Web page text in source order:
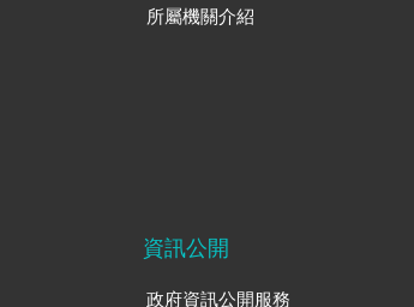
所屬機關介紹
資訊公開
政府資訊公開服務